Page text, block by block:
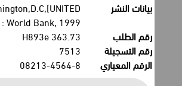
بيانات النشر
Washington,D.C,[UNITED
: World Bank, 1999.
رقم الطلب
363.73 H893e
رقم التسجيلة
7513
الرقم المعياري
08213-4564-8